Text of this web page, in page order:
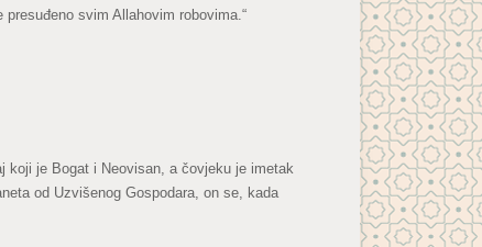
svim Allahovim robovima.“
koji je Bogat i Neovisan, a čovjeku je imetak
od Uzvišenog Gospodara, on se, kada